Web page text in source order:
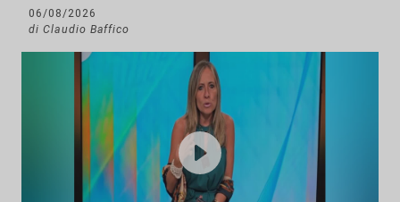
06/08/2026
di Claudio Baffico